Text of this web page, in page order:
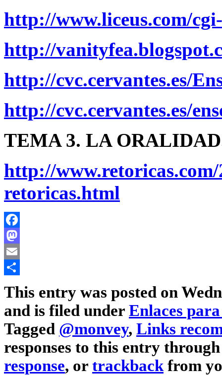
http://www.liceus.com/
http://
http://cvc.cervantes.es/
http://cvc.cervantes.es/
TEMA 3. LA
http://
retoricas.html
Facebook
Mastodon
Email
This entry was posted on
and is filed under Enlaces
Tagged @monvey, Links
responses to this entry
response, or trackback from